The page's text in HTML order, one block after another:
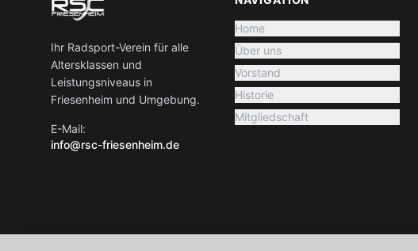
Ihr Radsport-Verein für alle
Altersklassen und
Leistungsniveaus in
Friesenheim und Umgebung.
E-Mail:
info@rsc-friesenheim.de
Home
Über uns
Vorstand
Historie
Mitgliedschaft